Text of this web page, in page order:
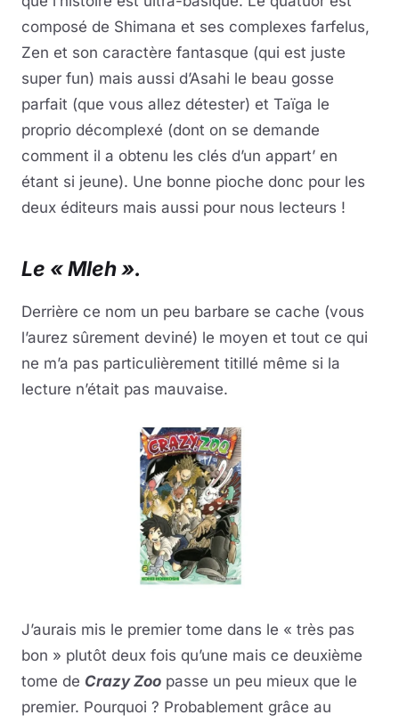
composé de Shimana et ses complexes farfelus,
Zen et son caractère fantasque (qui est juste
super fun) mais aussi d’Asahi le beau gosse
parfait (que vous allez détester) et Taïga le
proprio décomplexé (dont on se demande
comment il a obtenu les clés d’un appart’ en
étant si jeune). Une bonne pioche donc pour les
deux éditeurs mais aussi pour nous lecteurs !
Le « Mleh ».
Derrière ce nom un peu barbare se cache (vous
l’aurez sûrement deviné) le moyen et tout ce qui
ne m’a pas particulièrement titillé même si la
lecture n’était pas mauvaise.
J’aurais mis le premier tome dans le « très pas
bon » plutôt deux fois qu’une mais ce deuxième
tome de Crazy Zoo passe un peu mieux que le
premier. Pourquoi ? Probablement grâce au